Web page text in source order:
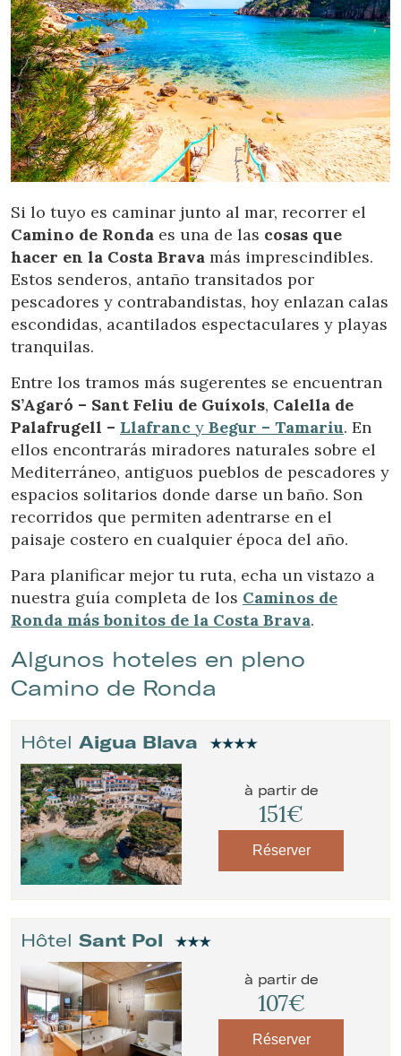
Si lo tuyo es caminar junto al mar, recorrer el
Camino de Ronda es una de las cosas que
hacer en la Costa Brava más imprescindibles.
Estos senderos, antaño transitados por
pescadores y contrabandistas, hoy enlazan calas
escondidas, acantilados espectaculares y playas
tranquilas.
Entre los tramos más sugerentes se encuentran
S’Agaró – Sant Feliu de Guíxols, Calella de
Palafrugell – Llafranc y Begur – Tamariu. En
ellos encontrarás miradores naturales sobre el
Mediterráneo, antiguos pueblos de pescadores y
espacios solitarios donde darse un baño. Son
recorridos que permiten adentrarse en el
paisaje costero en cualquier época del año.
Para planificar mejor tu ruta, echa un vistazo a
nuestra guía completa de los Caminos de
Ronda más bonitos de la Costa Brava.
Algunos hoteles en pleno
Camino de Ronda
Hôtel Aigua Blava
à partir de
151€
Réserver
Hôtel Sant Pol
à partir de
107€
Réserver
Modifier les cookies